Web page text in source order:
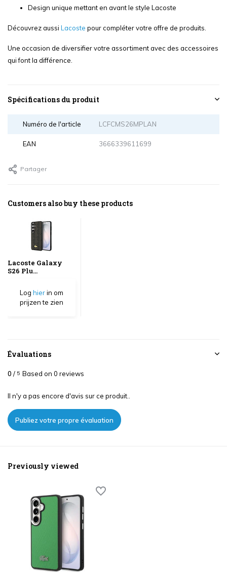
Design unique mettant en avant le style Lacoste
Découvrez aussi Lacoste pour compléter votre offre de produits.
Une occasion de diversifier votre assortiment avec des accessoires
qui font la différence.
Spécifications du produit
Numéro de l'article LCFCMS26MPLAN
EAN 3666339611699
Partager
Customers also buy these products
Lacoste Galaxy
S26 Plu...
Log hierin om
prijzen te zien
Évaluations
0 / 5 Based on 0 reviews
Il n'y a pas encore d'avis sur ce produit..
Publiez votre propre évaluation
Previously viewed